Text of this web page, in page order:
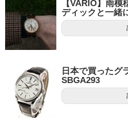
【VARIO】雨
ディックと一緒
日本で買ったグ
SBGA293